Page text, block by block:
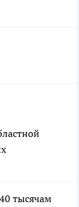
тысячам